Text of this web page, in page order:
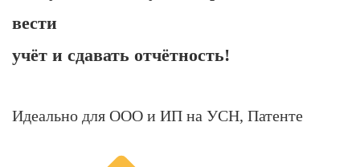
вести
учёт и сдавать отчётность!
Идеально для ООО и ИП на УСН, Патенте